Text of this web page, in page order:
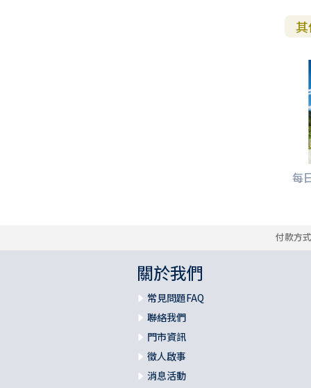
每
付款方
關於我們
常見問題FAQ
聯絡我們
門市資訊
徵人啟事
消息活動